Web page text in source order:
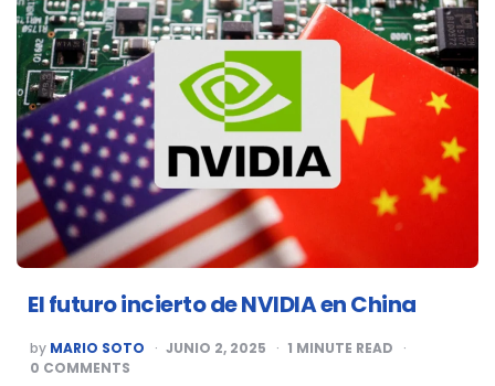
El futuro incierto de NVIDIA en China
POSTED
BY
by MARIO SOTO JUNIO 2, 2025 1 MINUTE READ
0 COMMENTS